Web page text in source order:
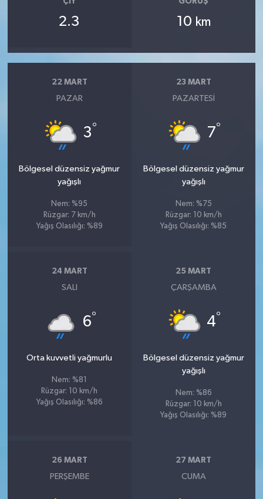
2.3 10 km
22 MART
PAZAR
3°
Bölgesel düzensiz yağmur
yağışlı
Nem: %95
Rüzgar: 7 km/h
Yağış Olasılığı: %89
23 MART
PAZARTESI
7°
Bölgesel düzensiz yağmur
yağışlı
Nem: %75
Rüzgar: 10 km/h
Yağış Olasılığı: %85
24 MART
SALI
6°
Orta kuvvetli yağmurlu
Nem: %81
Rüzgar: 10 km/h
Yağış Olasılığı: %86
25 MART
ÇARŞAMBA
4°
Bölgesel düzensiz yağmur
yağışlı
Nem: %86
Rüzgar: 10 km/h
Yağış Olasılığı: %89
26 MART
PERŞEMBE
27 MART
CUMA